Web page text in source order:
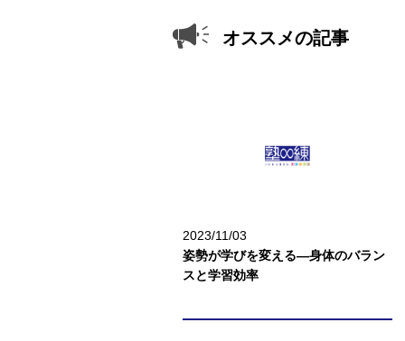
オススメの記事
2023/11/03
姿勢が学びを変える―身体のバラン
スと学習効率